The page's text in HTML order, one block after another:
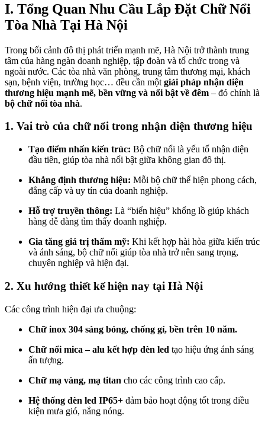
I. Tổng Quan Nhu Cầu Lắp Đặt Chữ Nổi
Tòa Nhà Tại Hà Nội
Trong bối cảnh đô thị phát triển mạnh mẽ, Hà Nội trở thành trung
tâm của hàng ngàn doanh nghiệp, tập đoàn và tổ chức trong và
ngoài nước. Các tòa nhà văn phòng, trung tâm thương mại, khách
sạn, bệnh viện, trường học… đều cần một giải pháp nhận diện
thương hiệu mạnh mẽ, bền vững và nổi bật về đêm – đó chính là
bộ chữ nổi tòa nhà.
1. Vai trò của chữ nổi trong nhận diện thương hiệu
Tạo điểm nhấn kiến trúc: Bộ chữ nổi là yếu tố nhận diện
đầu tiên, giúp tòa nhà nổi bật giữa không gian đô thị.
Khẳng định thương hiệu: Mỗi bộ chữ thể hiện phong cách,
đẳng cấp và uy tín của doanh nghiệp.
Hỗ trợ truyền thông: Là “biển hiệu” khổng lồ giúp khách
hàng dễ dàng tìm thấy doanh nghiệp.
Gia tăng giá trị thẩm mỹ: Khi kết hợp hài hòa giữa kiến trúc
và ánh sáng, bộ chữ nổi giúp tòa nhà trở nên sang trọng,
chuyên nghiệp và hiện đại.
2. Xu hướng thiết kế hiện nay tại Hà Nội
Các công trình hiện đại ưa chuộng:
Chữ inox 304 sáng bóng, chống gỉ, bền trên 10 năm.
Chữ nổi mica – alu kết hợp đèn led tạo hiệu ứng ánh sáng
ấn tượng.
Chữ mạ vàng, mạ titan cho các công trình cao cấp.
Hệ thống đèn led IP65+ đảm bảo hoạt động tốt trong điều
kiện mưa gió, nắng nóng.